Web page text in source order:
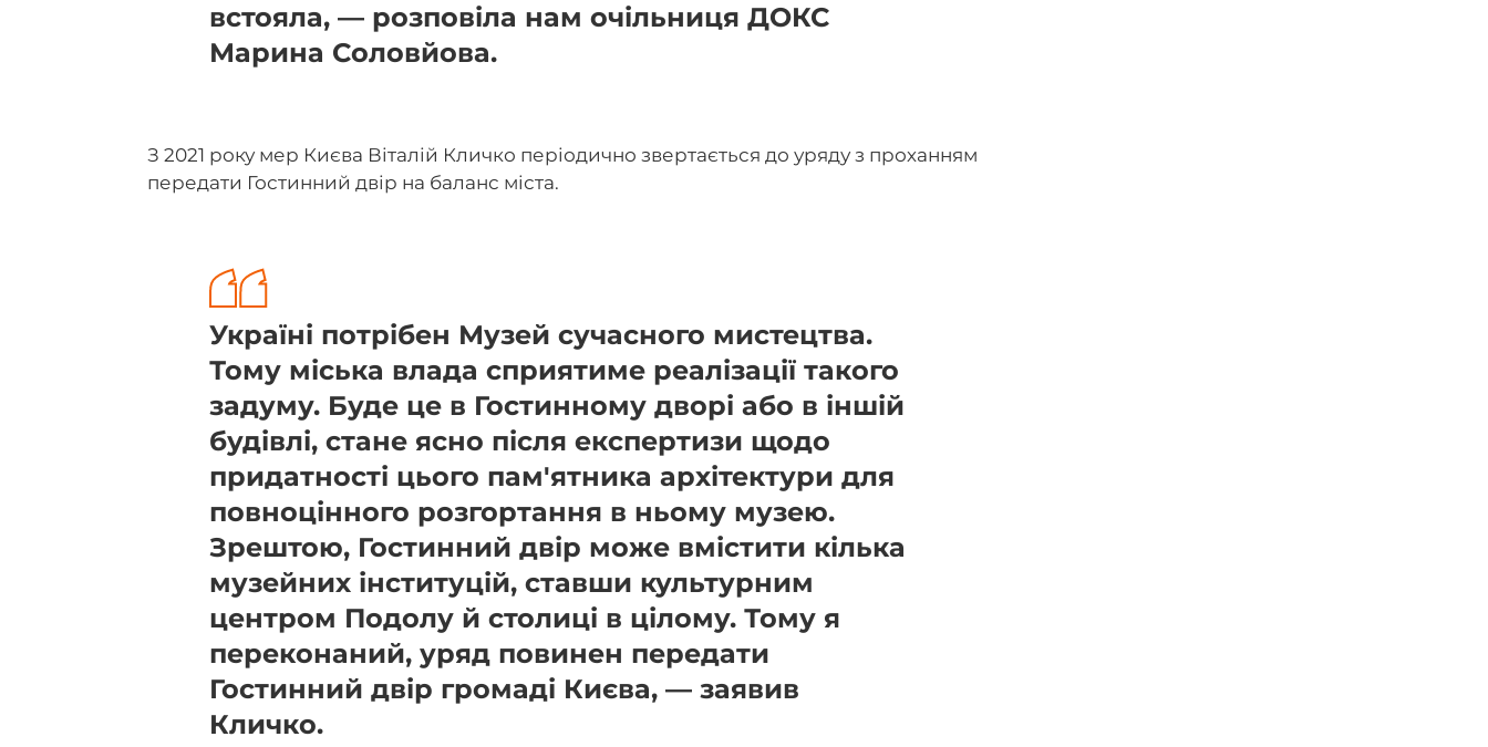
встояла, — розповіла нам очільниця ДОКС
Марина Соловйова.
З 2021 року мер Києва Віталій Кличко періодично звертається до уряду з проханням
передати Гостинний двір на баланс міста.
Україні потрібен Музей сучасного мистецтва.
Тому міська влада сприятиме реалізації такого
задуму. Буде це в Гостинному дворі або в іншій
будівлі, стане ясно після експертизи щодо
придатності цього пам'ятника архітектури для
повноцінного розгортання в ньому музею.
Зрештою, Гостинний двір може вмістити кілька
музейних інституцій, ставши культурним
центром Подолу й столиці в цілому. Тому я
переконаний, уряд повинен передати
Гостинний двір громаді Києва, — заявив
Кличко.